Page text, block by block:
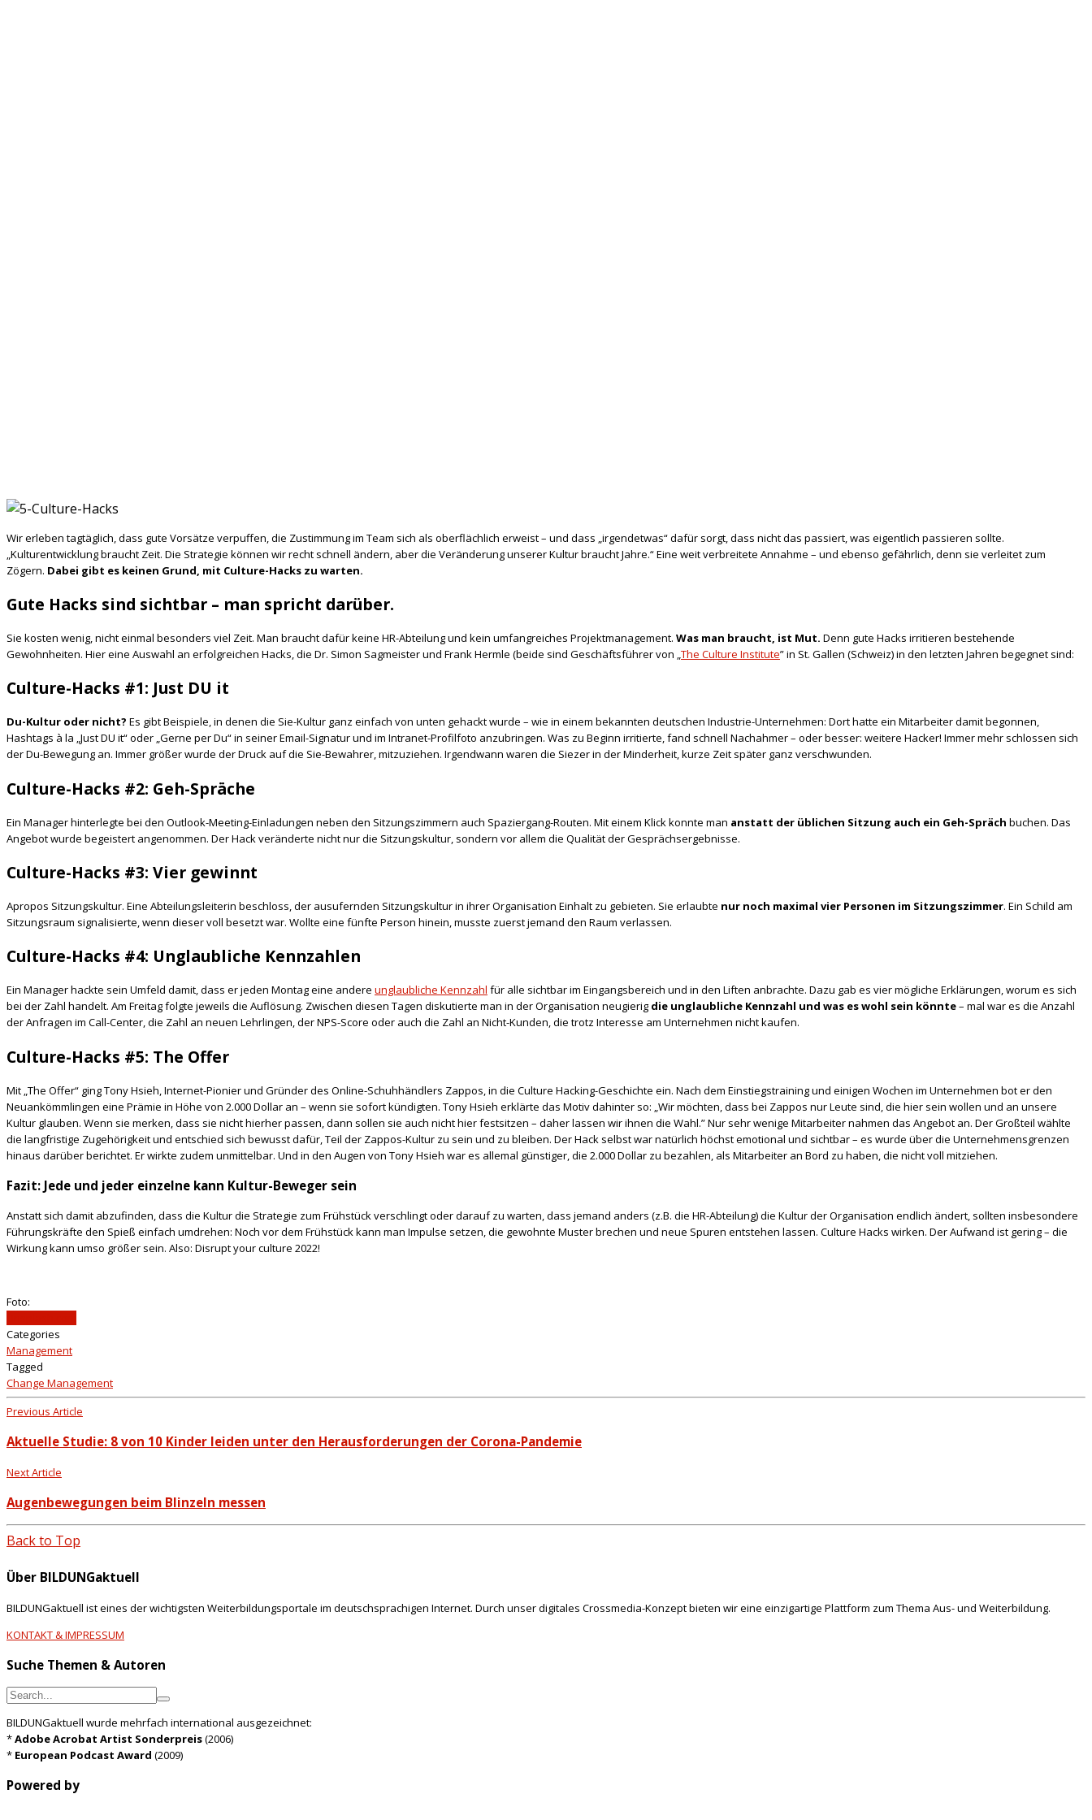
Wir erleben tagtäglich, dass gute Vorsätze verpuffen, die Zustimmung im Team sich als oberflächlich erweist – und dass „irgendetwas“ dafür sorgt, dass nicht das passiert, was eigentlich passieren sollte.
„Kulturentwicklung braucht Zeit. Die Strategie können wir recht schnell ändern, aber die Veränderung unserer Kultur braucht Jahre.“ Eine weit verbreitete Annahme – und ebenso gefährlich, denn sie verleitet zum
Zögern. Dabei gibt es keinen Grund, mit Culture-Hacks zu warten.
Gute Hacks sind sichtbar – man spricht darüber.
Sie kosten wenig, nicht einmal besonders viel Zeit. Man braucht dafür keine HR-Abteilung und kein umfangreiches Projektmanagement. Was man braucht, ist Mut. Denn gute Hacks irritieren bestehende
Gewohnheiten. Hier eine Auswahl an erfolgreichen Hacks, die Dr. Simon Sagmeister und Frank Hermle (beide sind Geschäftsführer von „The Culture Institute” in St. Gallen (Schweiz) in den letzten Jahren begegnet sind:
Culture-Hacks #1: Just DU it
Du-Kultur oder nicht? Es gibt Beispiele, in denen die Sie-Kultur ganz einfach von unten gehackt wurde – wie in einem bekannten deutschen Industrie-Unternehmen: Dort hatte ein Mitarbeiter damit begonnen,
Hashtags à la „Just DU it“ oder „Gerne per Du“ in seiner Email-Signatur und im Intranet-Profilfoto anzubringen. Was zu Beginn irritierte, fand schnell Nachahmer – oder besser: weitere Hacker! Immer mehr schlossen sich
der Du-Bewegung an. Immer größer wurde der Druck auf die Sie-Bewahrer, mitzuziehen. Irgendwann waren die Siezer in der Minderheit, kurze Zeit später ganz verschwunden.
Culture-Hacks #2: Geh-Spräche
Ein Manager hinterlegte bei den Outlook-Meeting-Einladungen neben den Sitzungszimmern auch Spaziergang-Routen. Mit einem Klick konnte man anstatt der üblichen Sitzung auch ein Geh-Spräch buchen. Das
Angebot wurde begeistert angenommen. Der Hack veränderte nicht nur die Sitzungskultur, sondern vor allem die Qualität der Gesprächsergebnisse.
Culture-Hacks #3: Vier gewinnt
Apropos Sitzungskultur. Eine Abteilungsleiterin beschloss, der ausufernden Sitzungskultur in ihrer Organisation Einhalt zu gebieten. Sie erlaubte nur noch maximal vier Personen im Sitzungszimmer. Ein Schild am
Sitzungsraum signalisierte, wenn dieser voll besetzt war. Wollte eine fünfte Person hinein, musste zuerst jemand den Raum verlassen.
Culture-Hacks #4: Unglaubliche Kennzahlen
Ein Manager hackte sein Umfeld damit, dass er jeden Montag eine andere unglaubliche Kennzahl für alle sichtbar im Eingangsbereich und in den Liften anbrachte. Dazu gab es vier mögliche Erklärungen, worum es sich
bei der Zahl handelt. Am Freitag folgte jeweils die Auflösung. Zwischen diesen Tagen diskutierte man in der Organisation neugierig die unglaubliche Kennzahl und was es wohl sein könnte– mal war es die Anzahl
der Anfragen im Call-Center, die Zahl an neuen Lehrlingen, der NPS-Score oder auch die Zahl an Nicht-Kunden, die trotz Interesse am Unternehmen nicht kaufen.
Culture-Hacks #5: The Offer
Mit „The Offer“ ging Tony Hsieh, Internet-Pionier und Gründer des Online-Schuhhändlers Zappos, in die Culture Hacking-Geschichte ein. Nach dem Einstiegstraining und einigen Wochen im Unternehmen bot er den
Neuankömmlingen eine Prämie in Höhe von 2.000 Dollar an – wenn sie sofort kündigten. Tony Hsieh erklärte das Motiv dahinter so: „Wir möchten, dass bei Zappos nur Leute sind, die hier sein wollen und an unsere
Kultur glauben. Wenn sie merken, dass sie nicht hierher passen, dann sollen sie auch nicht hier festsitzen – daher lassen wir ihnen die Wahl.” Nur sehr wenige Mitarbeiter nahmen das Angebot an. Der Großteil wählte
die langfristige Zugehörigkeit und entschied sich bewusst dafür, Teil der Zappos-Kultur zu sein und zu bleiben. Der Hack selbst war natürlich höchst emotional und sichtbar – es wurde über die Unternehmensgrenzen
hinaus darüber berichtet. Er wirkte zudem unmittelbar. Und in den Augen von Tony Hsieh war es allemal günstiger, die 2.000 Dollar zu bezahlen, als Mitarbeiter an Bord zu haben, die nicht voll mitziehen.
Fazit: Jede und jeder einzelne kann Kultur-Beweger sein
Anstatt sich damit abzufinden, dass die Kultur die Strategie zum Frühstück verschlingt oder darauf zu warten, dass jemand anders (z.B. die HR-Abteilung) die Kultur der Organisation endlich ändert, sollten insbesondere
Führungskräfte den Spieß einfach umdrehen: Noch vor dem Frühstück kann man Impulse setzen, die gewohnte Muster brechen und neue Spuren entstehen lassen. Culture Hacks wirken. Der Aufwand ist gering – die
Wirkung kann umso größer sein. Also: Disrupt your culture 2022!
Foto:
Categories
Management
Tagged
Change Management
Previous Article
Aktuelle Studie: 8 von 10 Kinder leiden unter den Herausforderungen der Corona-Pandemie
Next Article
Augenbewegungen beim Blinzeln messen
Back to Top
Über BILDUNGaktuell
BILDUNGaktuell ist eines der wichtigsten Weiterbildungsportale im deutschsprachigen Internet. Durch unser digitales Crossmedia-Konzept bieten wir eine einzigartige Plattform zum Thema Aus- und Weiterbildung.
KONTAKT & IMPRESSUM
Suche Themen & Autoren
BILDUNGaktuell wurde mehrfach international ausgezeichnet:
*Adobe Acrobat Artist Sonderpreis(2006)
* European Podcast Award (2009)
Powered by